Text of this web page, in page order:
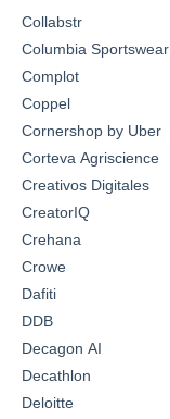
Collabstr
Columbia Sportswear
Complot
Coppel
Cornershop by Uber
Corteva Agriscience
Creativos Digitales
CreatorIQ
Crehana
Crowe
Dafiti
DDB
Decagon AI
Decathlon
Deloitte